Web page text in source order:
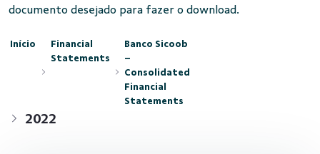
documento desejado para fazer o download.
Início
Financial
Statements
Banco Sicoob
–
Consolidated
Financial
Statements
2022